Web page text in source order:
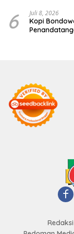
6 Juli 8, 2026
Kopi
Redaksi